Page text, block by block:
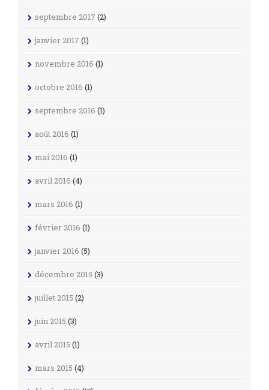
septembre 2017 (2)
janvier 2017 (1)
novembre 2016 (1)
octobre 2016 (1)
septembre 2016 (1)
août 2016 (1)
mai 2016 (1)
avril 2016 (4)
mars 2016 (1)
février 2016 (1)
janvier 2016 (5)
décembre 2015 (3)
juillet 2015 (2)
juin 2015 (3)
avril 2015 (1)
mars 2015 (4)